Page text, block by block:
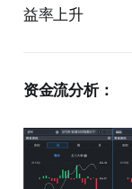
益率上升
资金流分析：